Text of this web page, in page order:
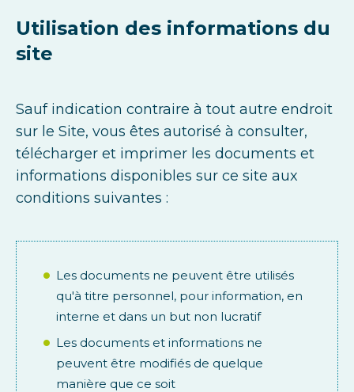
Utilisation des informations du
site
Sauf indication contraire à tout autre endroit
sur le Site, vous êtes autorisé à consulter,
télécharger et imprimer les documents et
informations disponibles sur ce site aux
conditions suivantes :
Les documents ne peuvent être utilisés
qu'à titre personnel, pour information, en
interne et dans un but non lucratif
Les documents et informations ne
peuvent être modifiés de quelque
manière que ce soit